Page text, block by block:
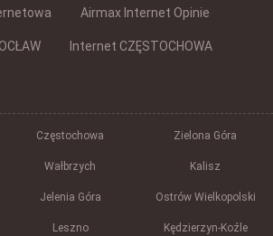
Airmax Internet Opinie
Internet CZĘSTOCHOWA
Częstochowa Zielona Góra
Wałbrzych Kalisz
Jelenia Góra Ostrów Wielkopolski
Leszno Kędzierzyn-Koźle